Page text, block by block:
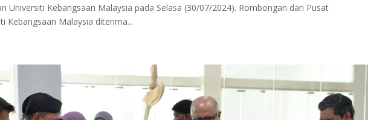
Universiti Kebangsaan Malaysia pada Selasa (30/07/2024). Rombongan dari Pusat
Kebangsaan Malaysia diterima...